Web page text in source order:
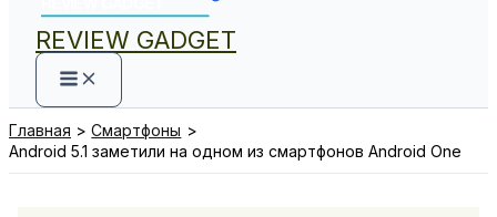
REVIEW GADGET
Главная
Смартфоны
Android 5.1 заметили на одном из смартфонов Android One